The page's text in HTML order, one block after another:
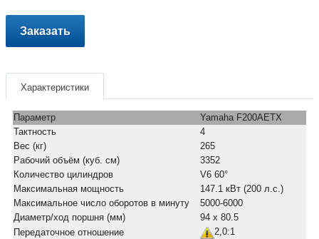
Заказать
Характеристики
Параметр
Yamaha F200AETX
Тактность
4
Вес (кг)
265
Рабочий объём (куб. см)
3352
Количество цилиндров
V6 60°
Максимальная мощность
147.1 кВт (200 л.с.)
Максимальное число оборотов в минуту
5000-6000
Диаметр/ход поршня (мм)
94 x 80.5
Передаточное отношение
2,0:1